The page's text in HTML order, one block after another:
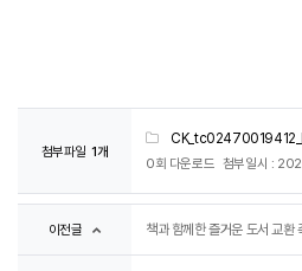
첨부파일 1개
0회 다운로드 첨부일시 :
이전글 책과 함께한 즐거운 도서 교환